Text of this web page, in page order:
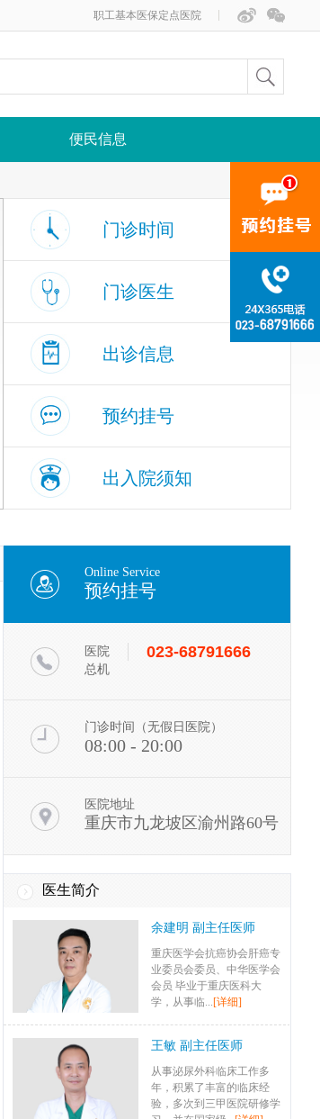
职工基本医保定点医院
便民信息
门诊时间
门诊医生
出诊信息
预约挂号
出入院须知
Online Service
预约挂号
医院
总机
023-68791666
门诊时间（无假日医院）
08:00 - 20:00
医院地址
重庆市九龙坡区渝州路60号
医生简介
周述银 副主任医师
毕业于川北医学院临床医学
军医大学新桥医院、大坪医
授
余建明 副主任医师
重庆医学会抗癌协会肝癌专
业委员会委员、中华医学会
王敏 副主任医师
从事泌尿外科临床工作多
年，积累了丰富的临床经
验，多次到三甲医院研修学
习，并在国家级...[详细]
封娟 副主任医师
中华医学会重庆市妇产科学
会会员、九龙坡区母婴安全